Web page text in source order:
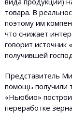
товара. В
поэтому им
что снижает
говорит источник
получившей
Представитель
помощь получили
«Ньюбио»
переработке